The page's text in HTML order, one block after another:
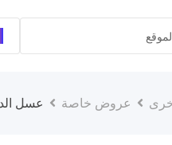
عروض خاصة عسل